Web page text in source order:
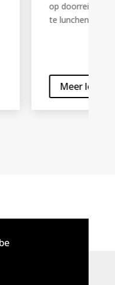
plek vinden om